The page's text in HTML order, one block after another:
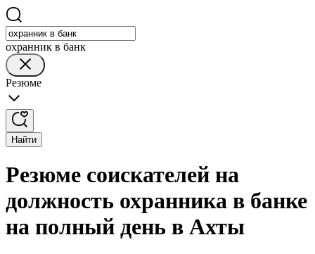
охранник в банк
Резюме
Найти
Резюме соискателей на
должность охранника в банке
на полный день в Ахты